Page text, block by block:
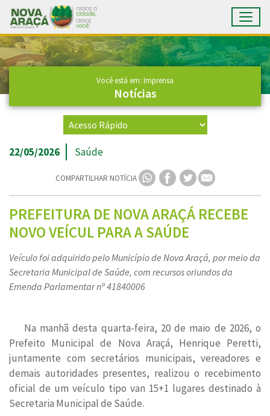
Ir para conteúdo principal
Conteúdo Principal
Você está em: Imprensa
Notícias
22/05/2026 Saúde
COMPARTILHAR NOTÍCIA
PREFEITURA DE NOVA ARAÇÁ RECEBE
NOVO VEÍCUL PARA A SAÚDE
Veículo foi adquirido pelo Município de Nova Araçá, por meio da
Secretaria Municipal de Saúde, com recursos oriundos da
Emenda Parlamentar nº 41840006
Na manhã desta quarta-feira, 20 de maio de 2026, o
Prefeito Municipal de Nova Araçá, Henrique Peretti,
juntamente com secretários municipais, vereadores e
demais autoridades presentes, realizou o recebimento
oficial de um veículo tipo van 15+1 lugares destinado à
Secretaria Municipal de Saúde.